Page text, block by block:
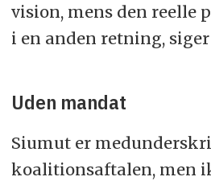
vision, mens den reelle
i en anden retning,
Uden mandat
Siumut er
koalitionsaftalen, men